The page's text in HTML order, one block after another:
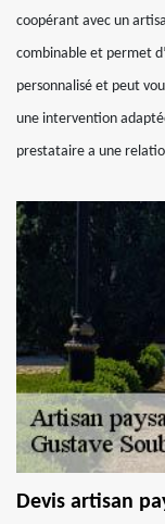
coopérant avec un
combinable et permet
personnalisé et peut
une intervention
prestataire a une
Devis artisan